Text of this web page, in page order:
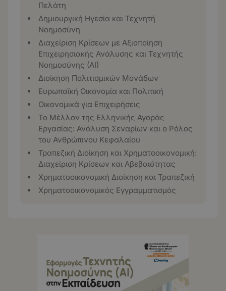
Πελάτη
Δημιουργική Ηγεσία και Τεχνητή
Νοημοσύνη
Διαχείριση Κρίσεων με Αξιοποίηση
Επιχειρησιακής Ανάλυσης και Τεχνητής
Νοημοσύνης (ΑΙ)
Διοίκηση Πολιτισμικών Μονάδων
Ευρωπαϊκή Οικονομία και Πολιτική
Οικονομικά για Επιχειρήσεις
Το Μέλλον της Ελληνικής Αγοράς
Εργασίας: Ανάλυση Σεναρίων και ο Ρόλος
του Ανθρώπινου Κεφαλαίου
Τραπεζική Διοίκηση και Χρηματοοικονομική:
Διαχείριση Κρίσεων και Αβεβαιότητας
Χρηματοοικονομική Διοίκηση και Τραπεζική
Χρηματοοικονομικός Εγγραμματισμός